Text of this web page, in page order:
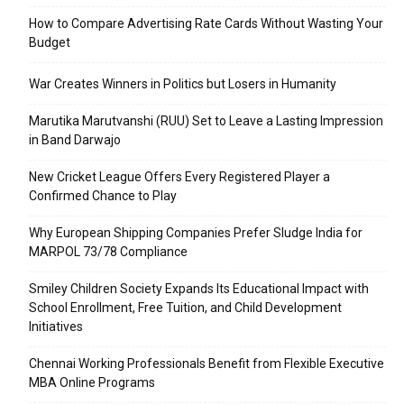
How to Compare Advertising Rate Cards Without Wasting Your
Budget
War Creates Winners in Politics but Losers in Humanity
Marutika Marutvanshi (RUU) Set to Leave a Lasting Impression
in Band Darwajo
New Cricket League Offers Every Registered Player a
Confirmed Chance to Play
Why European Shipping Companies Prefer Sludge India for
MARPOL 73/78 Compliance
Smiley Children Society Expands Its Educational Impact with
School Enrollment, Free Tuition, and Child Development
Initiatives
Chennai Working Professionals Benefit from Flexible Executive
MBA Online Programs